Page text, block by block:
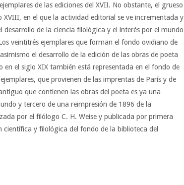
de las ediciones del XVII. No obstante, el grueso
XVIII, en el que la actividad editorial se ve incrementada y
desarrollo de la ciencia filológica y el interés por el mundo
veintitrés ejemplares que forman el fondo ovidiano de
el desarrollo de la edición de las obras de poeta
en el siglo XIX también está representada en el fondo de
que provienen de las imprentas de París y de
que contienen las obras del poeta es ya una
y tercero de una reimpresión de 1896 de la
por el filólogo C. H. Weise y publicada por primera
y filológica del fondo de la biblioteca del